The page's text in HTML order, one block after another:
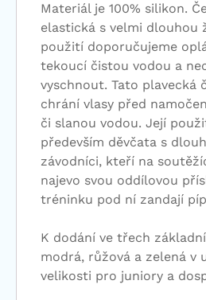
Materiál je 100% silikon.
elastická s velmi dlouhou
použití doporučujeme
tekoucí čistou vodou a
vyschnout. Tato plavecká
chrání vlasy před
či slanou vodou. Její
především děvčata s
závodníci, kteří na
najevo svou oddílovou
tréninku pod ní zandají
K dodání ve třech
modrá, růžová a zelená v
velikosti pro juniory a